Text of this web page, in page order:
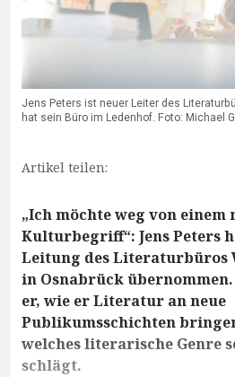
Jens Peters ist neuer Leiter des
hat sein Büro im Ledenhof. Foto: Michael
Artikel teilen:
„Ich möchte weg von
Kulturbegriff“: Jens Peters
Leitung des Literaturbüros
in Osnabrück
er, wie er Literatur an neue
Publikumsschichten
welches literarische Genre
schlägt.